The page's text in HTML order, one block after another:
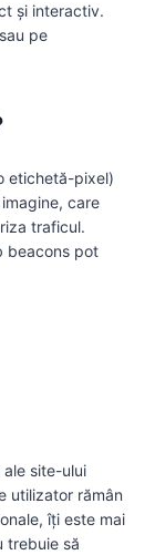
și interactiv.
pe
etichetă-pixel)
care
traficul.
beacons pot
site-ului
utilizator rămân
îți este mai
trebuie să